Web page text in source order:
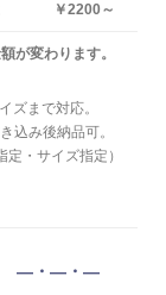
￥2200～
が変わります。
まで対応。
込み後納品可。
・サイズ指定）
―・―・―